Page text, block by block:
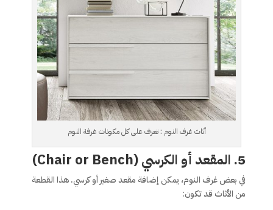
أثاث غرف النوم : تعرف على كل مكونات غرفة النوم
5. المقعد أو الكرسي (Chair or Bench)
في بعض غرف النوم، يمكن إضافة مقعد صغير أو كرسي. هذا القطعة
من الأثاث قد تكون: